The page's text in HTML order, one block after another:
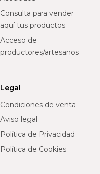
Consulta para vender
aquí tus productos
Acceso de
productores/artesanos
Legal
Condiciones de venta
Aviso legal
Política de Privacidad
Política de Cookies